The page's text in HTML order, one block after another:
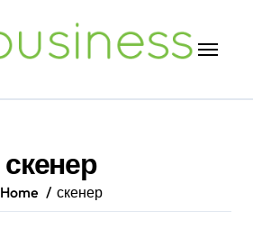
скенер
Home скенер